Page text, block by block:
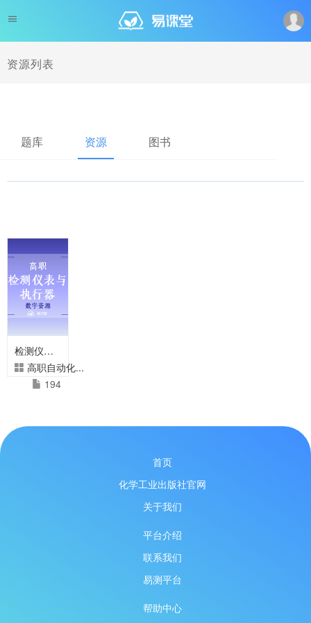
资源列表
题库 资源 图书
检测仪表与执行器--高职
高职自动化...
194
首页
化学工业出版社官网
关于我们
平台介绍
联系我们
易测平台
帮助中心